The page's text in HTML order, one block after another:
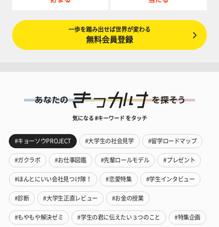
一歩を踏み出せば世界が変わる
無料会員登録
気になる #キーワード をタッチ
#キョーソウPROJECT #大学生の社会見学 #留学ロードマップ
#ガクラボ #お仕事図鑑 #先輩ロールモデル #プレゼント
#ほんとにいい会社見つけ隊！ #恋愛特集 #学生インタビュー
#診断 #大学生正直レビュー #お金の授業
#もやもや解決ゼミ #学生の君に伝えたい３つのこと #特集企画